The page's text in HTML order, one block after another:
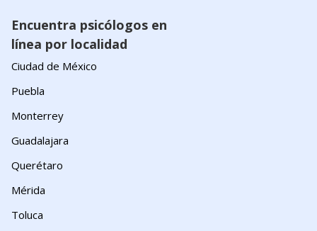
Encuentra psicólogos en
línea por localidad
Ciudad de México
Puebla
Monterrey
Guadalajara
Querétaro
Mérida
Toluca